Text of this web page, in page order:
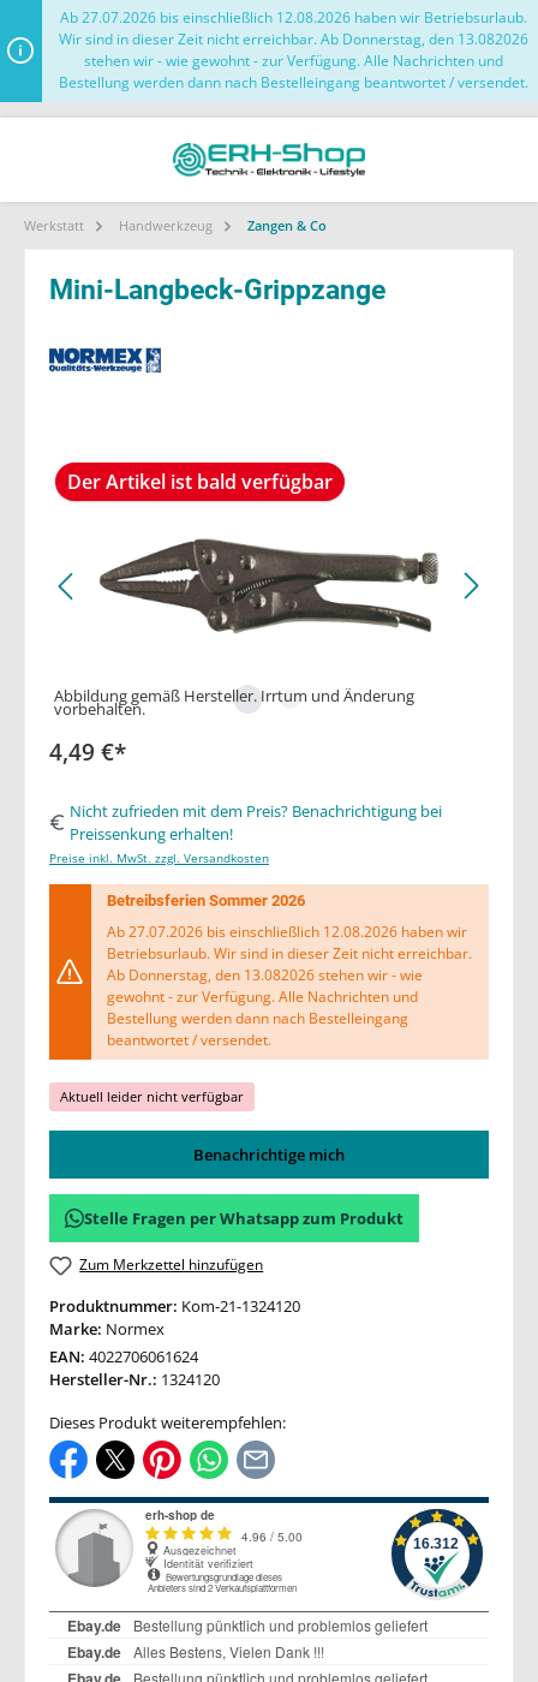
Ab 27.07.2026 bis einschließlich 12.08.2026 haben wir Betriebsurlaub.
Wir sind in dieser Zeit nicht erreichbar. Ab Donnerstag, den 13.082026
stehen wir - wie gewohnt - zur Verfügung. Alle Nachrichten und
Bestellung werden dann nach Bestelleingang beantwortet / versendet.
Werkstatt Handwerkzeug Zangen & Co
Mini-Langbeck-Grippzange
Der Artikel ist bald verfügbar
Abbildung gemäß Hersteller. Irrtum und Änderung
vorbehalten.
4,49 €*
Nicht zufrieden mit dem Preis? Benachrichtigung bei
Preissenkung erhalten!
Preise inkl. MwSt. zzgl. Versandkosten
Betreibsferien Sommer 2026
Ab 27.07.2026 bis einschließlich 12.08.2026 haben wir
Betriebsurlaub. Wir sind in dieser Zeit nicht erreichbar.
Ab Donnerstag, den 13.082026 stehen wir - wie
gewohnt - zur Verfügung. Alle Nachrichten und
Bestellung werden dann nach Bestelleingang
beantwortet / versendet.
Aktuell leider nicht verfügbar
Benachrichtige mich
Stelle Fragen per Whatsapp zum Produkt
Zum Merkzettel hinzufügen
Produktnummer: Kom-21-1324120
Marke: Normex
EAN: 4022706061624
Hersteller-Nr.: 1324120
Dieses Produkt weiterempfehlen: